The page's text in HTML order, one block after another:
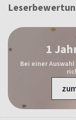
1
Bei einer